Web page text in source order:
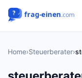
Home›Steuerberater›